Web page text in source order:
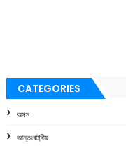
CATEGORIES
অসম
আন্তঃৰাষ্ট্ৰীয়